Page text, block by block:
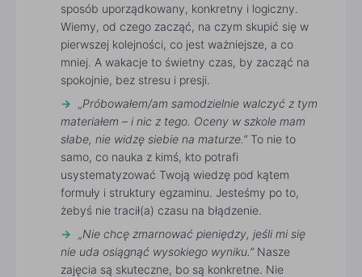
sposób uporządkowany, konkretny i logiczny.
Wiemy, od czego zacząć, na czym skupić się w
pierwszej kolejności, co jest ważniejsze, a co
mniej. A wakacje to świetny czas, by zacząć na
spokojnie, bez stresu i presji.
„Próbowałem/am samodzielnie walczyć z tym
materiałem – i nic z tego. Oceny w szkole mam
słabe, nie widzę siebie na maturze.”To nie to
samo, co nauka z kimś, kto potrafi
usystematyzować Twoją wiedzę pod kątem
formuły i struktury egzaminu. Jesteśmy po to,
żebyś nie tracił(a) czasu na błądzenie.
„Nie chcę zmarnować pieniędzy, jeśli mi się
nie uda osiągnąć wysokiego wyniku.” Nasze
zajęcia są skuteczne, bo są konkretne. Nie